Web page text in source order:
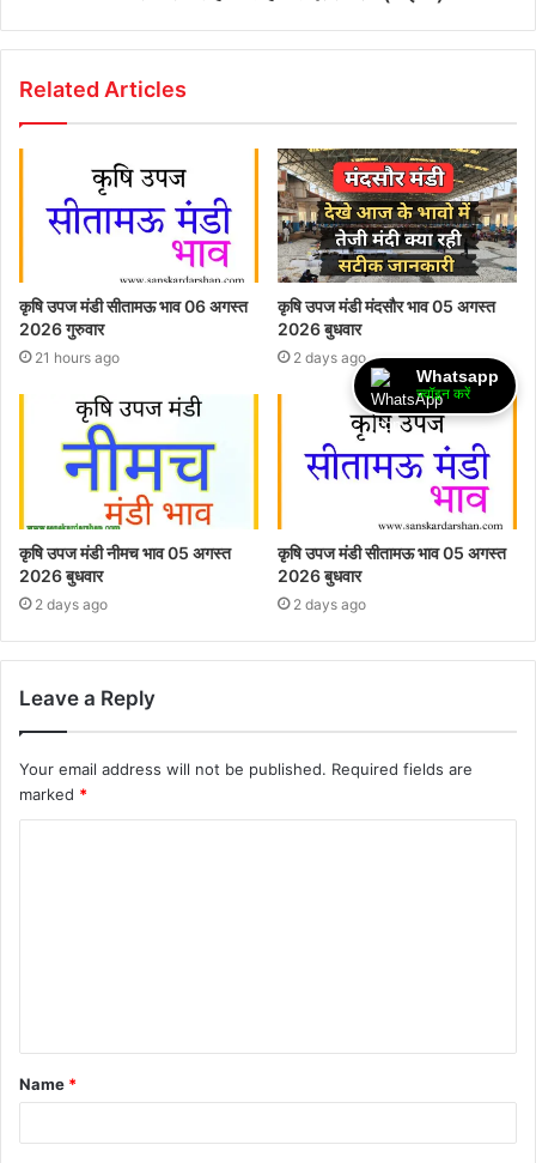
Related Articles
कृषि उपज मंडी सीतामऊ भाव 06 अगस्त
2026 गुरुवार
21 hours ago
कृषि उपज मंडी मंदसौर भाव 05 अगस्त
2026 बुधवार
2 days ago
कृषि उपज मंडी नीमच भाव 05 अगस्त
2026 बुधवार
2 days ago
कृषि उपज मंडी सीतामऊ भाव 05 अगस्त
2026 बुधवार
2 days ago
Leave a Reply
Your email address will not be published. Required fields are
marked *
Name *
Whatsapp
ज्वॉइन करें